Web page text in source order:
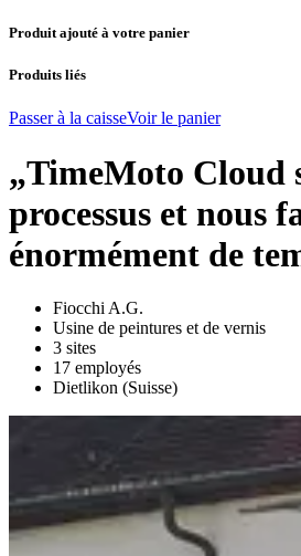
Produit ajouté à votre panier
Produits liés
Passer à la caisseVoir le panier
„TimeMoto Cloud
processus et nous
énormément de
Fiocchi A.G.
Usine de peintures et de vernis
3 sites
17 employés
Dietlikon (Suisse)